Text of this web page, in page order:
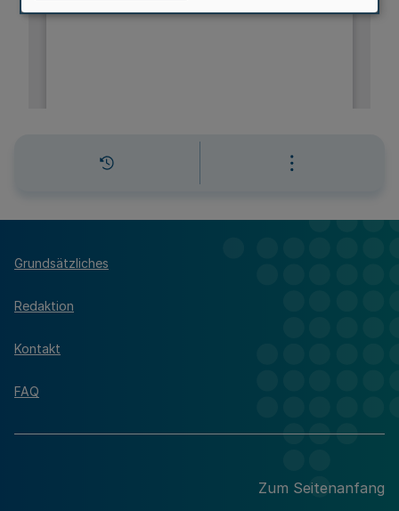
Grundsätzliches
Redaktion
Kontakt
FAQ
Zum Seitenanfang